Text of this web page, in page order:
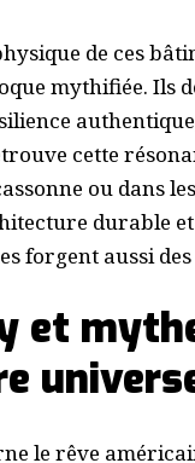
de ces
mythifiée. Ils
cette
ou dans
durable
forgent aussi
et
le rêve